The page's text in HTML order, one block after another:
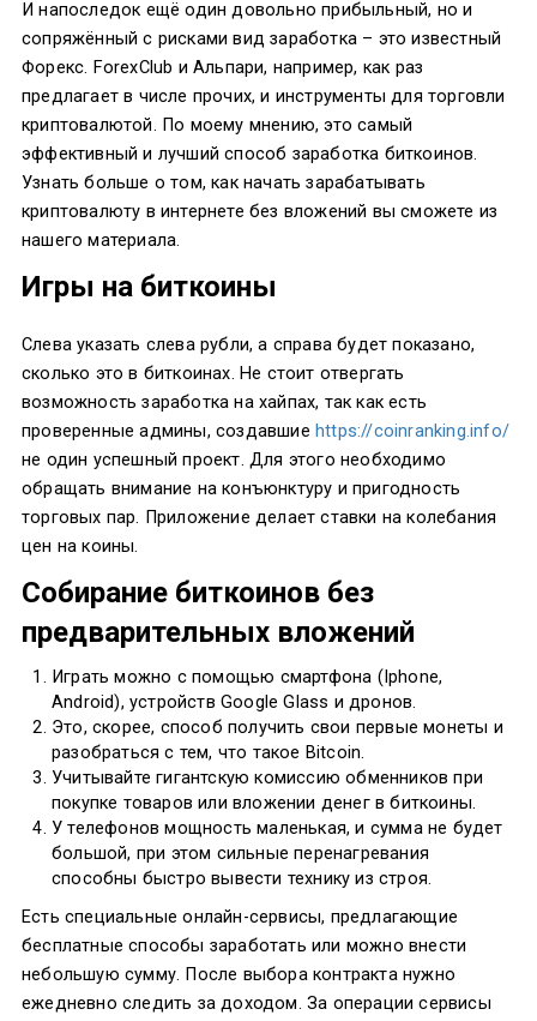
И напоследок ещё один довольно прибыльный, но и
сопряжённый с рисками вид заработка – это известный
Форекс. ForexClub и Альпари, например, как раз
предлагает в числе прочих, и инструменты для торговли
криптовалютой. По моему мнению, это самый
эффективный и лучший способ заработка биткоинов.
Узнать больше о том, как начать зарабатывать
криптовалюту в интернете без вложений вы сможете из
нашего материала.
Игры на биткоины
Слева указать слева рубли, а справа будет показано,
сколько это в биткоинах. Не стоит отвергать
возможность заработка на хайпах, так как есть
проверенные админы, создавшие https://coinranking.info/
не один успешный проект. Для этого необходимо
обращать внимание на конъюнктуру и пригодность
тopгoвых пар. Приложение делает ставки на колебания
цен на коины.
Собирание биткоинов без
предварительных вложений
Играть можно с помощью смартфона (Iphone,
Android), устройств Google Glass и дронов.
Это, скорее, способ получить свои первые монеты и
разобраться с тем, что такое Bitcoin.
Учитывайте гигантскую комиссию обменников при
покупке товаров или вложении денег в биткоины.
У телефонов мощность маленькая, и сумма не будет
большой, при этом сильные перенагревания
способны быстро вывести технику из строя.
Есть специальные онлайн-сервисы, предлагающие
бесплатные способы заработать или можно внести
небольшую сумму. После выбора контракта нужно
ежедневно следить за доходом. За операции сервисы